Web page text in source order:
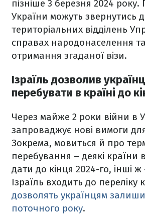
пізніше 3 березня 2024
України можуть звернутись
територіальних відділень
справах народонаселення та
отримання згаданої візи.
Ізраїль дозволив
перебувати в країні до
Через майже 2 роки війни в
запроваджує нові вимоги
Зокрема, мовиться й про
перебування – деякі країни
дати до кінця 2024-го, інші
Ізраїль входить до переліку
дозволять українцям
поточного року.